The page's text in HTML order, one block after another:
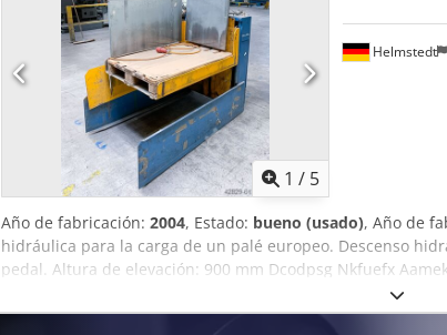
1 / 5
Helmstedt
Año de fabricación: 2004, Estado: bueno (usado), Año de
hidráulica para la carga de un palé europeo. Descenso
pedal. Altura de elevación: 900 mm Dcodpsg Nkfuefx
Presión: 135 bar Dimensiones (largo x ancho x alto): 1200 x